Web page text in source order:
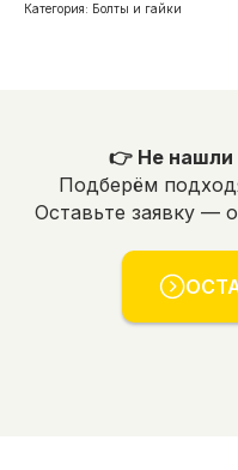
Категория: Болты и гайки
👉 Не нашли
Подберём
Оставьте заявку —